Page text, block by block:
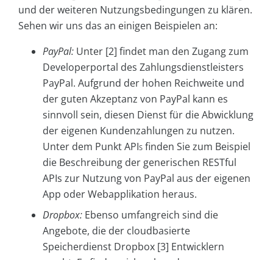
und der weiteren Nutzungsbedingungen zu klären.
Sehen wir uns das an einigen Beispielen an:
PayPal: Unter [2] findet man den Zugang zum
Developerportal des Zahlungsdienstleisters
PayPal. Aufgrund der hohen Reichweite und
der guten Akzeptanz von PayPal kann es
sinnvoll sein, diesen Dienst für die Abwicklung
der eigenen Kundenzahlungen zu nutzen.
Unter dem PunktAPIsfinden Sie zum Beispiel
die Beschreibung der generischen RESTful
APIs zur Nutzung von PayPal aus der eigenen
App oder Webapplikation heraus.
Dropbox: Ebenso umfangreich sind die
Angebote, die der cloudbasierte
Speicherdienst Dropbox [3] Entwicklern